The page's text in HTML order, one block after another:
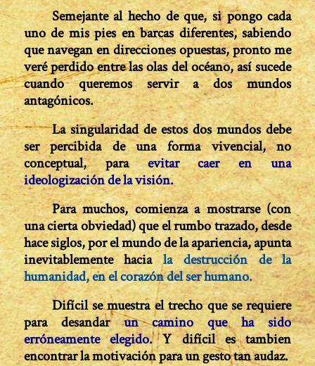
Semejante al hecho de que, si pongo cada
uno de mis pies en barcas diferentes, sabiendo
que navegan en direcciones opuestas, pronto me
veré perdido entre las olas del océano, así sucede
cuando queremos servir a dos mundos
antagónicos.
La singularidad de estos dos mundos debe
ser percibida de una forma vivencial, no
conceptual, paraevitar caer en una
ideologización de la visión.
Para muchos, comienza a mostrarse (con
una cierta obviedad) que el rumbo trazado, desde
hace siglos, por el mundo de la apariencia, apunta
inevitablemente haciala destruc­ción de la
humanidad, en el corazón del ser humano.
Difícil se muestra el trecho que se requiere
para desandarun camino que ha sido
erróneamente elegido.Y difícil es tambien
encon­trar la motivación para un gesto tan audaz.